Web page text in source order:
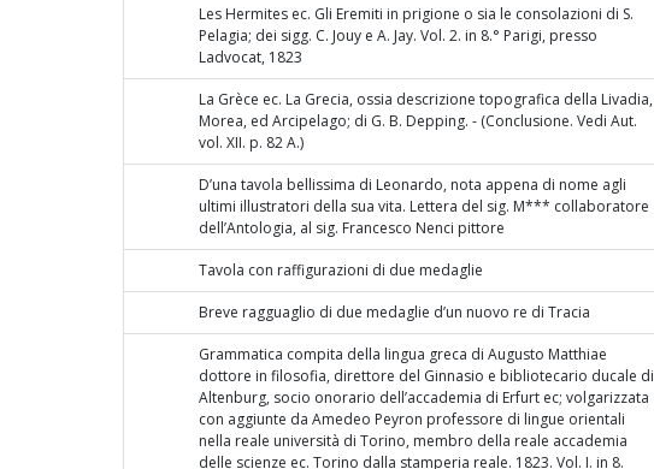
Les Hermites ec. Gli Eremiti in prigione o sia le consolazioni di S.
Pelagia; dei sigg. C. Jouy e A. Jay. Vol. 2. in 8.° Parigi, presso
Ladvocat, 1823
La Grèce ec. La Grecia, ossia descrizione topografica della Livadia,
Morea, ed Arcipelago; di G. B. Depping. - (Conclusione. Vedi Aut.
vol. XII. p. 82 A.)
D’una tavola bellissima di Leonardo, nota appena di nome agli
ultimi illustratori della sua vita. Lettera del sig. M*** collaboratore
dell’Antologia, al sig. Francesco Nenci pittore
Tavola con raffigurazioni di due medaglie
Breve ragguaglio di due medaglie d’un nuovo re di Tracia
Grammatica compita della lingua greca di Augusto Matthiae
dottore in filosofia, direttore del Ginnasio e bibliotecario ducale di
Altenburg, socio onorario dell’accademia di Erfurt ec; volgarizzata
con aggiunte da Amedeo Peyron professore di lingue orientali
nella reale università di Torino, membro della reale accademia
delle scienze ec. Torino dalla stamperia reale. 1823. Vol. I. in 8.